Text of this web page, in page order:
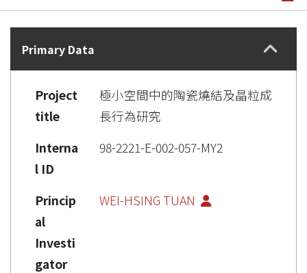
Statistics
Details
Primary Data
Project
title
極小空間中的陶瓷燒結及晶粒成
長行為研究
Interna
l ID
98-2221-E-002-057-MY2
Princip
al
Investi
gator
WEI-HSING TUAN